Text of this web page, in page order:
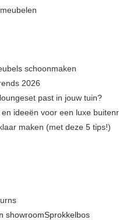
schoonmaken
2026
past in jouw tuin?
ideeën voor een luxe
maken (met deze 5 tips!)
showroomSprokkelbos